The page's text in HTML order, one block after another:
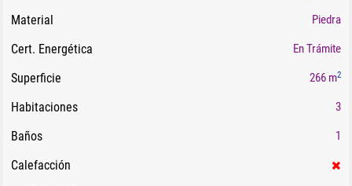
Material Piedra
Cert. Energética En Trámite
Superficie 266 m2
Habitaciones 3
Baños 1
Calefacción